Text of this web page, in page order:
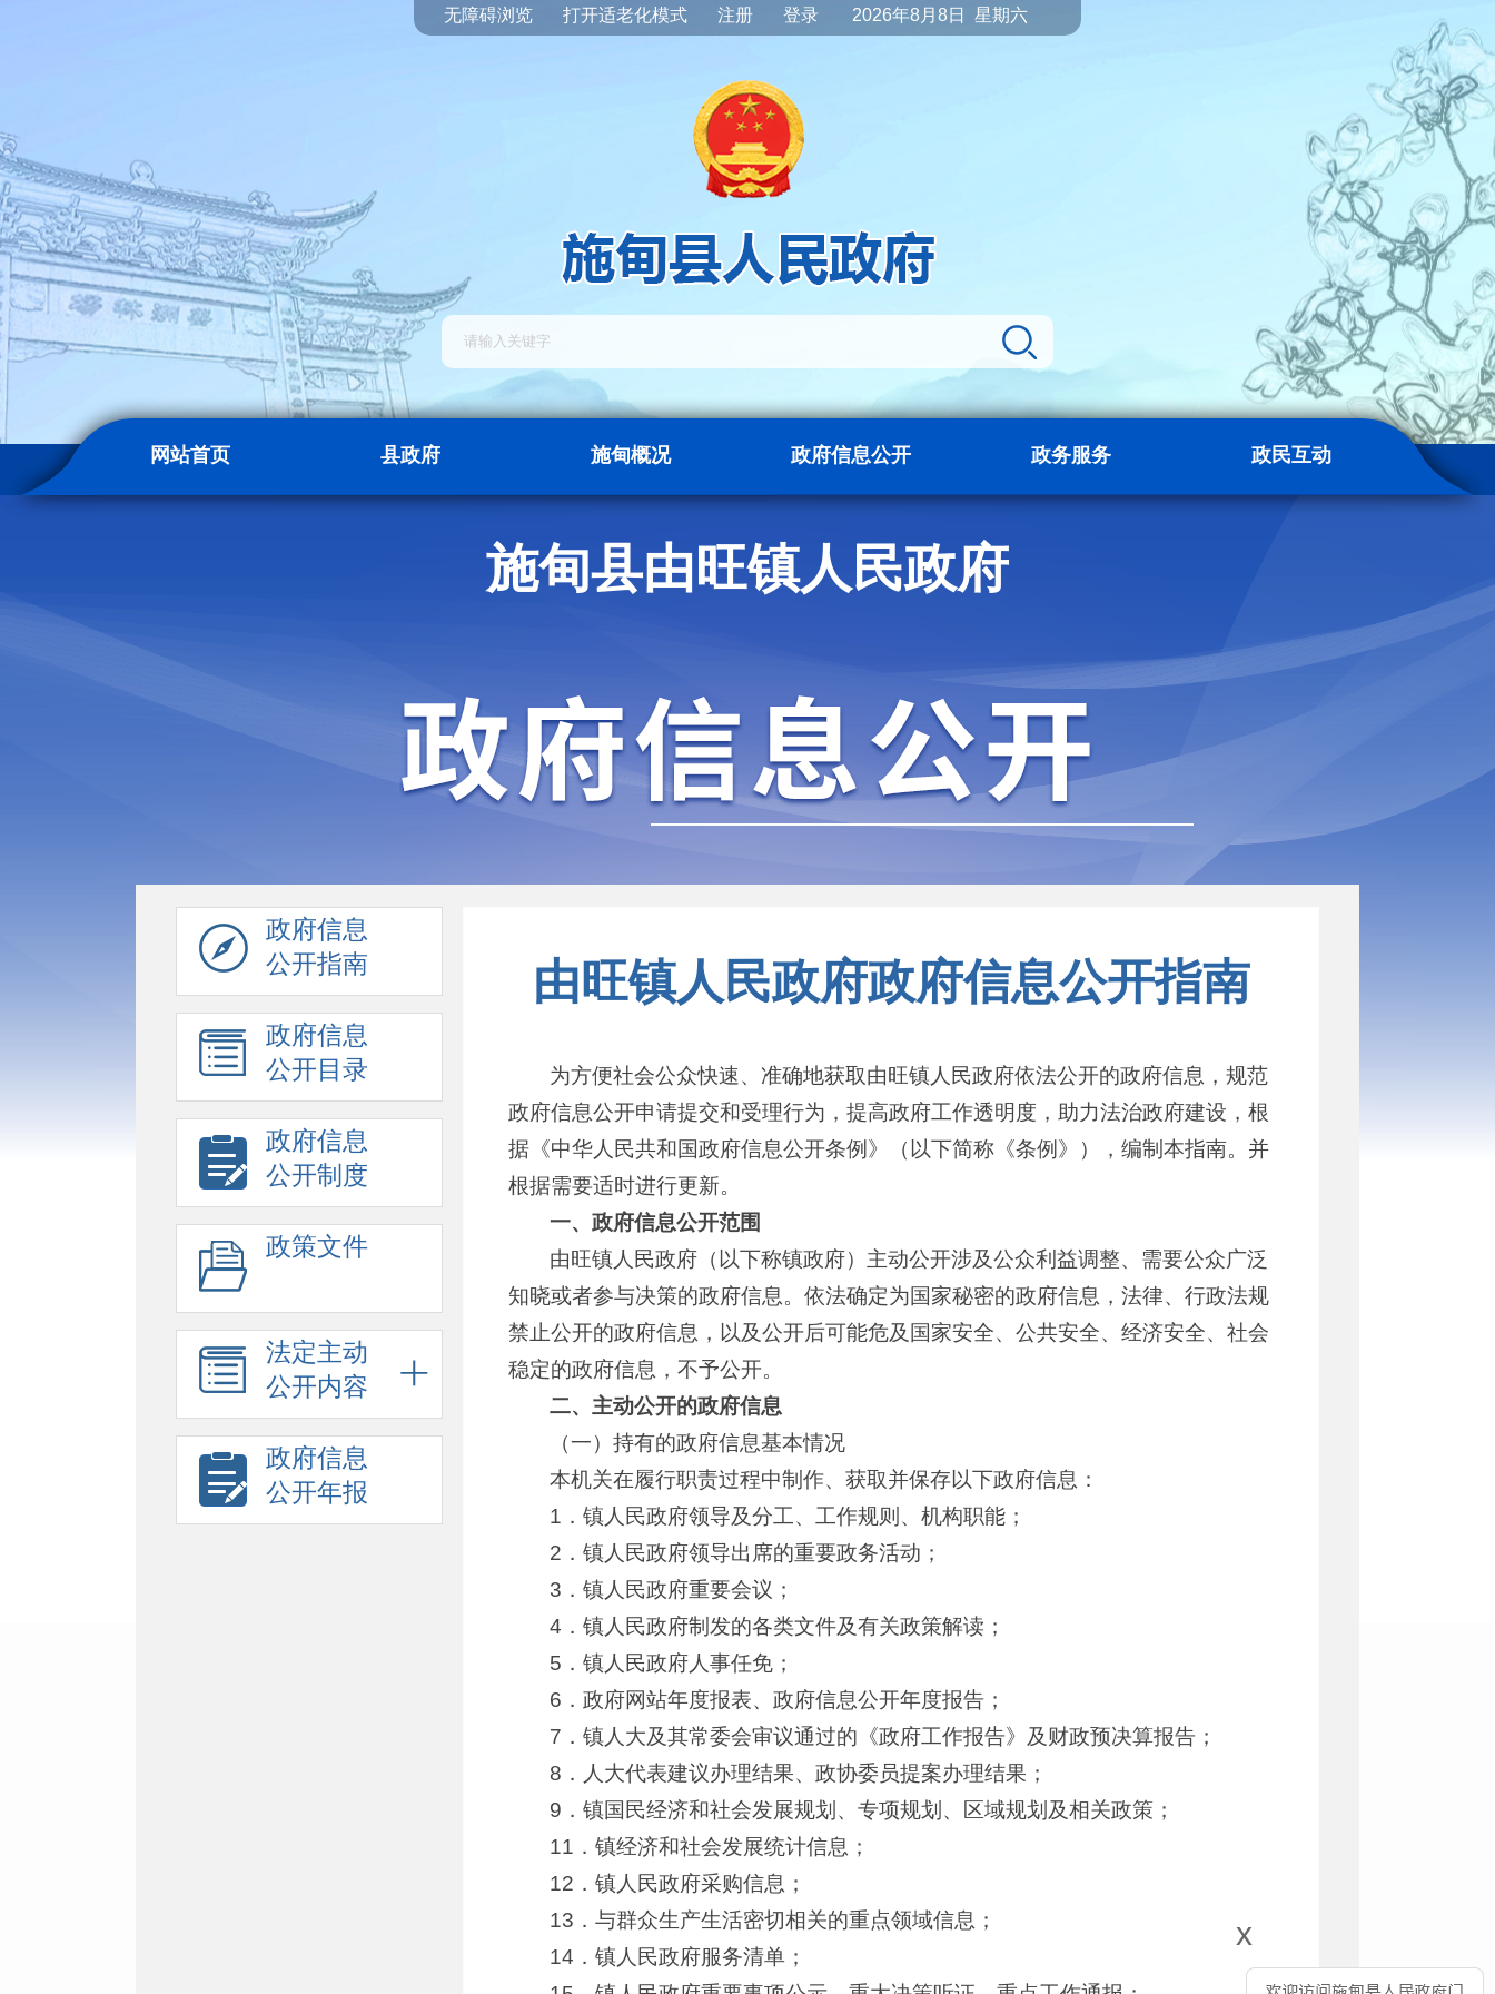
无障碍浏览 打开适老化模式
x
注册 登录 2026年8月8日 星期六
网站首页 县政府 施甸概况 政府信息公开 政务服务 政民互动
施甸资讯
施甸县由旺镇人民政府
政府信息
公开指南
政府信息
公开目录
政府信息
公开制度
政策文件
法定主动
公开内容
政府信息
公开年报
由旺镇人民政府政府信息公开指南
为方便社会公众快速、准确地获取由旺镇人民政府依法公开的政府信息，规范
政府信息公开申请提交和受理行为，提高政府工作透明度，助力法治政府建设，根
据《中华人民共和国政府信息公开条例》（以下简称《条例》），编制本指南。并
根据需要适时进行更新。
一、政府信息公开范围
由旺镇人民政府（以下称镇政府）主动公开涉及公众利益调整、需要公众广泛
知晓或者参与决策的政府信息。依法确定为国家秘密的政府信息，法律、行政法规
禁止公开的政府信息，以及公开后可能危及国家安全、公共安全、经济安全、社会
稳定的政府信息，不予公开。
二、主动公开的政府信息
（一）持有的政府信息基本情况
本机关在履行职责过程中制作、获取并保存以下政府信息：
1．镇人民政府领导及分工、工作规则、机构职能；
2．镇人民政府领导出席的重要政务活动；
3．镇人民政府重要会议；
4．镇人民政府制发的各类文件及有关政策解读；
5．镇人民政府人事任免；
6．政府网站年度报表、政府信息公开年度报告；
7．镇人大及其常委会审议通过的《政府工作报告》及财政预决算报告；
8．人大代表建议办理结果、政协委员提案办理结果；
9．镇国民经济和社会发展规划、专项规划、区域规划及相关政策；
11．镇经济和社会发展统计信息；
12．镇人民政府采购信息；
13．与群众生产生活密切相关的重点领域信息；
14．镇人民政府服务清单；